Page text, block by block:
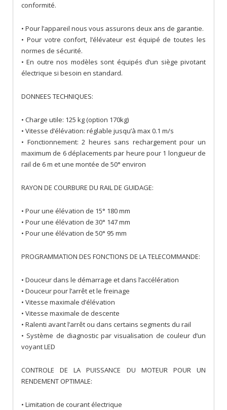
conformité.
• Pour l’appareil nous vous assurons deux ans de garantie.
• Pour votre confort, l’élévateur est équipé de toutes les
normes de sécurité.
• En outre nos modèles sont équipés d’un siège pivotant
électrique si besoin en standard.
DONNEES TECHNIQUES:
• Charge utile: 125 kg (option 170kg)
• Vitesse d’élévation: réglable jusqu’à max 0.1 m/s
• Fonctionnement: 2 heures sans rechargement pour un
maximum de 6 déplacements par heure pour 1 longueur de
rail de 6 m et une montée de 50° environ
RAYON DE COURBURE DU RAIL DE GUIDAGE:
• Pour une élévation de 15° 180 mm
• Pour une élévation de 30° 147 mm
• Pour une élévation de 50° 95 mm
PROGRAMMATION DES FONCTIONS DE LA TELECOMMANDE:
• Douceur dans le démarrage et dans l’accélération
• Douceur pour l’arrêt et le freinage
• Vitesse maximale d’élévation
• Vitesse maximale de descente
• Ralenti avant l’arrêt ou dans certains segments du rail
• Système de diagnostic par visualisation de couleur d’un
voyant LED
CONTROLE DE LA PUISSANCE DU MOTEUR POUR UN
RENDEMENT OPTIMALE:
• Limitation de courant électrique